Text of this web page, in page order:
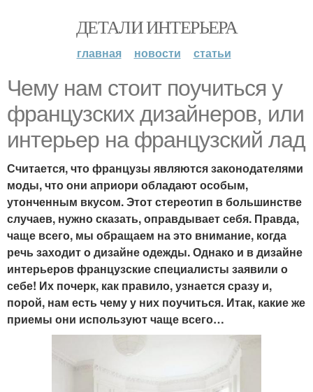
ДЕТАЛИ ИНТЕРЬЕРА
главная новости статьи
Чему нам стоит поучиться у
французских дизайнеров, или
интерьер на французский лад
Считается, что французы являются законодателями
моды, что они априори обладают особым,
утонченным вкусом. Этот стереотип в большинстве
случаев, нужно сказать, оправдывает себя. Правда,
чаще всего, мы обращаем на это внимание, когда
речь заходит о дизайне одежды. Однако и в дизайне
интерьеров французские специалисты заявили о
себе! Их почерк, как правило, узнается сразу и,
порой, нам есть чему у них поучиться. Итак, какие же
приемы они используют чаще всего…